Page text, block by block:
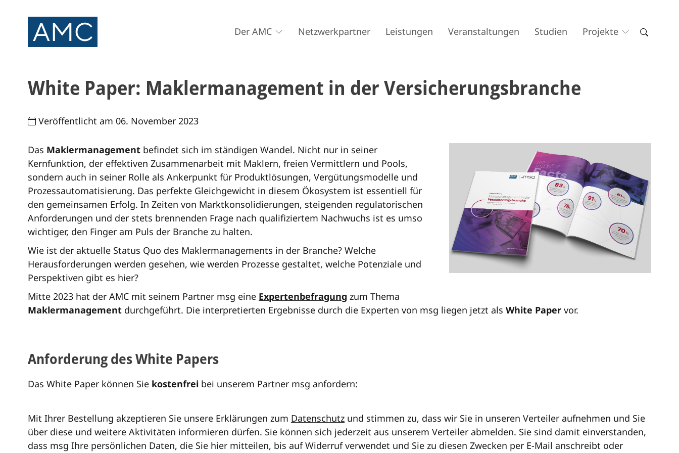
Der AMC Netzwerkpartner Leistungen Veranstaltungen Studien Projekte
White Paper: Maklermanagement in der Versicherungsbranche
Veröffentlicht am 06. November 2023
Das Maklermanagement befindet sich im ständigen Wandel. Nicht nur in seiner
Kernfunktion, der effektiven Zusammenarbeit mit Maklern, freien Vermittlern und Pools,
sondern auch in seiner Rolle als Ankerpunkt für Produktlösungen, Vergütungsmodelle und
Prozessautomatisierung. Das perfekte Gleichgewicht in diesem Ökosystem ist essentiell für
den gemeinsamen Erfolg. In Zeiten von Marktkonsolidierungen, steigenden regulatorischen
Anforderungen und der stets brennenden Frage nach qualifiziertem Nachwuchs ist es umso
wichtiger, den Finger am Puls der Branche zu halten.
Wie ist der aktuelle Status Quo des Maklermanagements in der Branche? Welche
Herausforderungen werden gesehen, wie werden Prozesse gestaltet, welche Potenziale und
Perspektiven gibt es hier?
Mitte 2023 hat der AMC mit seinem Partner msg eine Expertenbefragung zum Thema
Maklermanagement durchgeführt. Die interpretierten Ergebnisse durch die Experten von msg liegen jetzt als White Paper vor.
Anforderung des White Papers
Das White Paper können Sie kostenfrei bei unserem Partner msg anfordern:
Mit Ihrer Bestellung akzeptieren Sie unsere Erklärungen zum Datenschutz und stimmen zu, dass wir Sie in unseren Verteiler aufnehmen und Sie
über diese und weitere Aktivitäten informieren dürfen. Sie können sich jederzeit aus unserem Verteiler abmelden. Sie sind damit einverstanden,
dass msg Ihre persönlichen Daten, die Sie hier mitteilen, bis auf Widerruf verwendet und Sie zu diesen Zwecken per E-Mail anschreibt oder